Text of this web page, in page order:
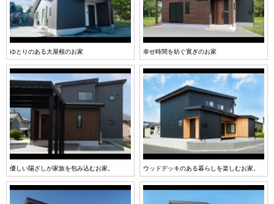
ゆとりのある大屋根のお家 幸せ時間を紡ぐ寛ぎのお家
優しい陽ざしが家族を包み込むお家。 ウッドデッキのある暮らしを楽しむお家。